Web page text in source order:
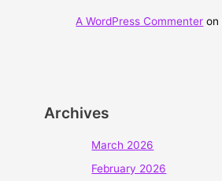
A WordPress Commenter on
Archives
March 2026
February 2026